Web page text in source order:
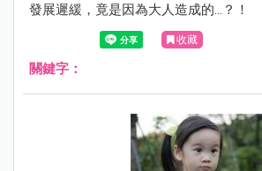
發展遲緩，竟是因為大人造成的…？！
收藏
關鍵字：